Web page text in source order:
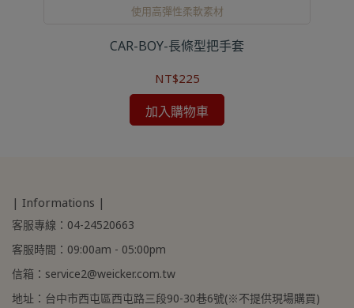
使用高彈性柔軟素材
CAR-BOY-長條型把手套
NT$225
加入購物車
| Informations |
客服專線：04-24520663
客服時間：09:00am - 05:00pm
信箱：service2@weicker.com.tw
地址：台中市西屯區西屯路三段90-30巷6號(※不提供現場購買)